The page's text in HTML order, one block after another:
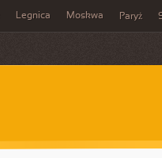
Legnica Moskwa Paryż